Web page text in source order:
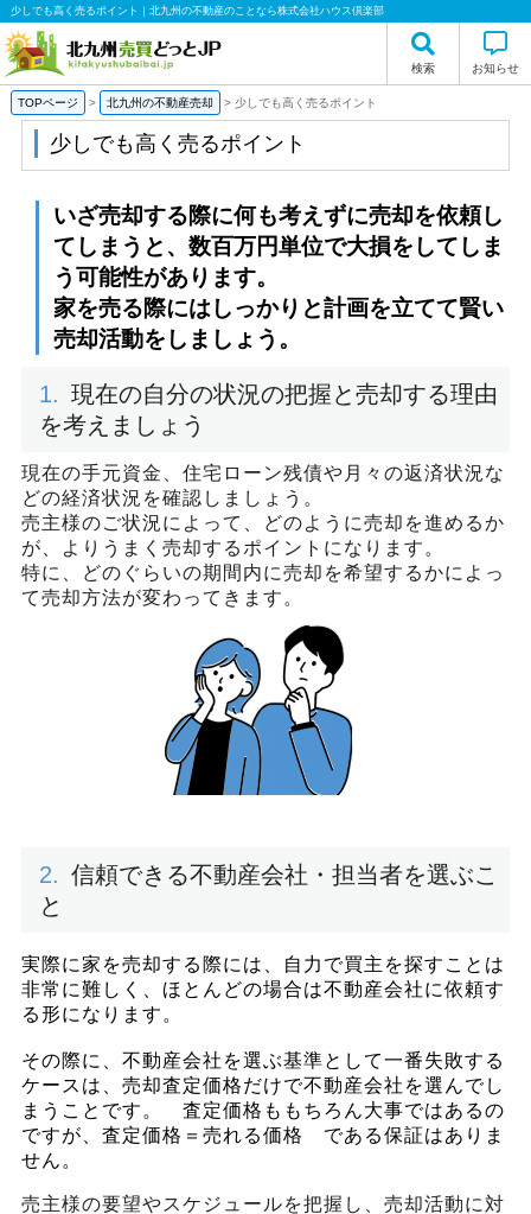
少しでも高く売るポイント｜北九州の不動産のことなら株式会社ハウス倶楽部
検索 お知らせ
TOPページ > 北九州の不動産売却 > 少しでも高く売るポイント